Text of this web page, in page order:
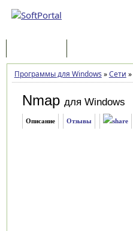
Программы для Windows »Сети »
Nmap для Windows
Описание Отзывы